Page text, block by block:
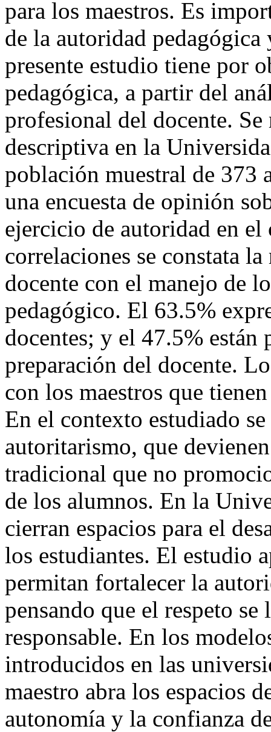
para los maestros. Es
de la autoridad
presente estudio tiene por
pedagógica, a partir del
profesional del docente.
descriptiva en la
población muestral de 373
una encuesta de opinión
ejercicio de autoridad en
correlaciones se constata
docente con el manejo de
pedagógico. El 63.5%
docentes; y el 47.5% están
preparación del docente.
con los maestros que
En el contexto estudiado
autoritarismo, que
tradicional que no
de los alumnos. En la
cierran espacios para el
los estudiantes. El estudio
permitan fortalecer la
pensando que el respeto
responsable. En los
introducidos en las
maestro abra los espacios
autonomía y la confianza